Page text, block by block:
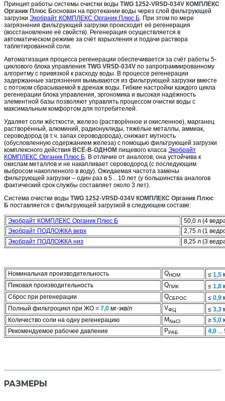
Принцип работы системы очистки воды TWG 1252-VR5D-034V КОМПЛЕКС
Органик Плюс Боснован на протекании воды через слой фильтрующей
загрузки Экобрайт КОМПЛЕКС Органик Плюс Б. При этом по мере
загрязнения фильтрующей загрузки происходит её регенерация
(восстановление её свойств). Регенерация осуществляется в
автоматическом режиме за счёт взрыхления и подачи раствора
таблетированной соли.
Автоматизация процесса регенерации обеспечивается за счёт работы 5-
циклового блока управления TWG VR5D-034V по запрограммированному
алгоритму с привязкой к расходу воды. В процессе регенерации
задержанные загрязнения вымываются из фильтрующей загрузки вместе
с потоком сбрасываемой в дренаж воды. Гибкие настройки каждого цикла
регенерации блока управления, эргономика и высокая надёжность
элементной базы позволяют управлять процессом очистки воды с
максимальным комфортом для потребителей.
Удаляет соли жёсткости, железо (растворённое и окисленное), марганец
растворённый, алюминий, радионуклиды, тяжёлые металлы, аммиак,
сероводород (в т.ч. запах сероводорода), снижает мутность
(обусловленную содержанием железа) с помощью фильтрующей загрузки
комплексного действия ВСЁ-В-ОДНОМ пищевого класса Экобрайт
КОМПЛЕКС Органик Плюс Б. В отличие от аналогов, она устойчива к
окислам металлов и не накапливает сероводород (с последующим
выбросом накопленного в воду). Ожидаемая частота замены
фильтрующей загрузки – один раз в 5…10 лет (у большинства аналогов
фактический срок службы составляет около 3 лет).
Система очистки воды TWG 1252-VR5D-034V КОМПЛЕКС Органик Плюс
Б поставляется с фильтрующей загрузкой в следующем составе:
Экобрайт КОМПЛЕКС Органик Плюс Б
50,0 л (4
Экобрайт ПОДЛОЖКА верх
2,75 л (1
Экобрайт ПОДЛОЖКА низ
8,25 л (3
Номинальная производительность QНОМ ≤ 1,5
Пиковая производительность
QПИК ≤ 1,8
Сброс при регенерации
QСБРОС ≤ 0,9
Полный фильтроцикл при ЖО = 7,0 мг-экв/л VФЦ ≤ 3,3
Количество соли на одну регенерацию
M NaCl ≥ 5,0
Рекомендуемое рабочее давление
РРАБ 4,0 ...
РАЗМЕРЫ